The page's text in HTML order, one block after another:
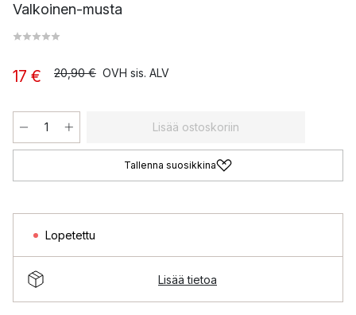
Valkoinen-musta
17 € 20,90 € OVH sis. ALV
Lisää ostoskoriin
Tallenna suosikkina
Lopetettu
Lisää tietoa